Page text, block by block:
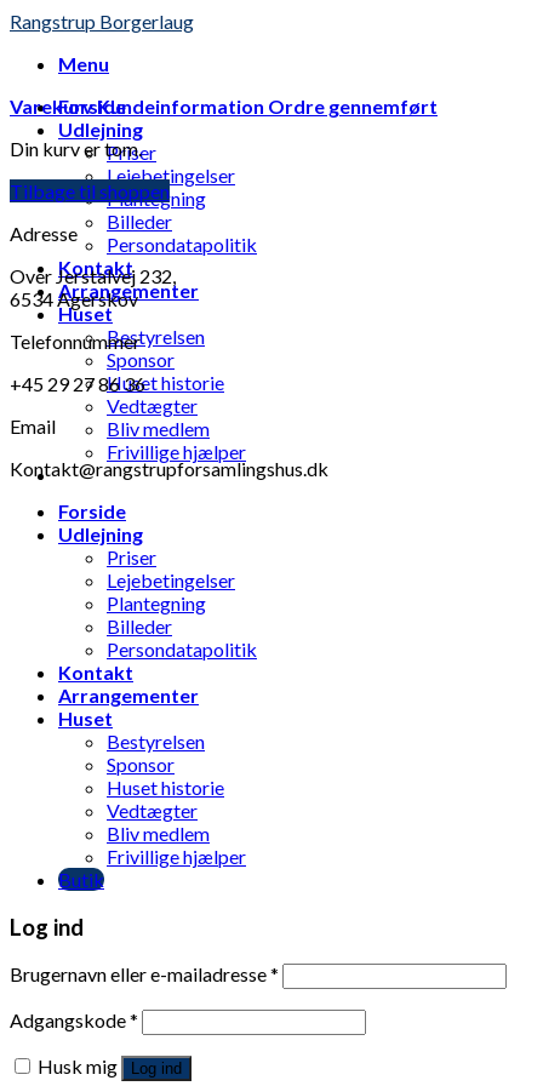
Skip
content
Rangstrup Borgerlaug
Menu
Forside
Udlejning
Priser
Lejebetingelser
Plantegning
Billeder
Persondatapolitik
Kontakt
Arrangementer
Huset
Bestyrelsen
Sponsor
Huset historie
Vedtægter
Bliv medlem
Frivillige hjælper
VarekurvKundeinformation Ordre gennemført
Din kurv er tom.
Tilbage til shoppen
Adresse
Over Jerstalvej 232,
6534 Agerskov
Telefonnummer
+45 29 27 86 36
Email
Kontakt@rangstrupforsamlingshus.dk
Forside
Udlejning
Priser
Lejebetingelser
Plantegning
Billeder
Persondatapolitik
Kontakt
Arrangementer
Huset
Bestyrelsen
Sponsor
Huset historie
Vedtægter
Bliv medlem
Frivillige hjælper
Butik
Log ind
Brugernavn eller e-mailadresse*
Adgangskode*
Husk mig
Log ind